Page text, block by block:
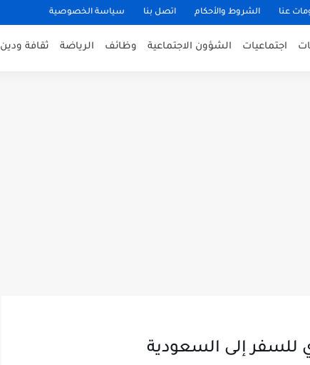
عنا الشروط والأحكام اتصل بنا سياسة الخصوصية
اجتماعيات الشؤون الاجتماعية وظائف الرياضة ثقافة ودين
للسفر إلى السعودية